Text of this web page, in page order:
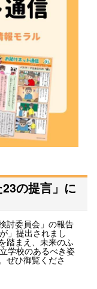
23の提言」に
討委員会」の報告
」提出されまし
踏まえ、未来のふ
学校のあるべき姿
ぜひ御覧くださ